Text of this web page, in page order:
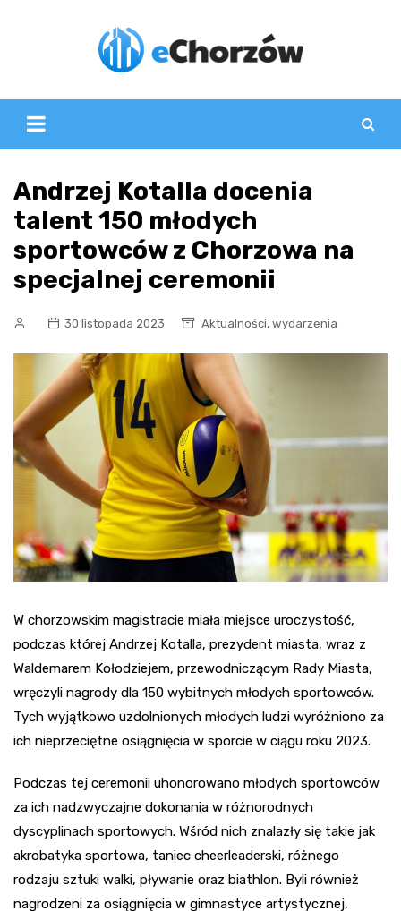
Andrzej Kotalla docenia
talent 150 młodych
sportowców z Chorzowa na
specjalnej ceremonii
30 listopada 2023 Aktualności, wydarzenia
W chorzowskim magistracie miała miejsce uroczystość,
podczas której Andrzej Kotalla, prezydent miasta, wraz z
Waldemarem Kołodziejem, przewodniczącym Rady Miasta,
wręczyli nagrody dla 150 wybitnych młodych sportowców.
Tych wyjątkowo uzdolnionych młodych ludzi wyróżniono za
ich nieprzeciętne osiągnięcia w sporcie w ciągu roku 2023.
Podczas tej ceremonii uhonorowano młodych sportowców
za ich nadzwyczajne dokonania w różnorodnych
dyscyplinach sportowych. Wśród nich znalazły się takie jak
akrobatyka sportowa, taniec cheerleaderski, różnego
rodzaju sztuki walki, pływanie oraz biathlon. Byli również
nagrodzeni za osiągnięcia w gimnastyce artystycznej,